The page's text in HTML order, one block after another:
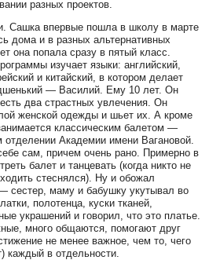
разных проектов.
Сашка впервые пошла в школу в марте
дома и в разных альтернативных
она попала сразу в пятый класс.
изучает языки: английский,
и китайский, в котором делает
— Василий. Ему 10 лет. Он
два страстных увлечения. Он
женской одежды и шьет их. А кроме
классическим балетом —
отделении Академии имени Вагановой.
сам, причем очень рано. Примерно в
балет и танцевать (когда никто не
стеснялся). Ну и обожал
сестер, маму и бабушку укутывал во
полотенца, куски тканей,
украшений и говорил, что это платье.
много общаются, помогают друг
не менее важное, чем то, чего
каждый в отдельности.